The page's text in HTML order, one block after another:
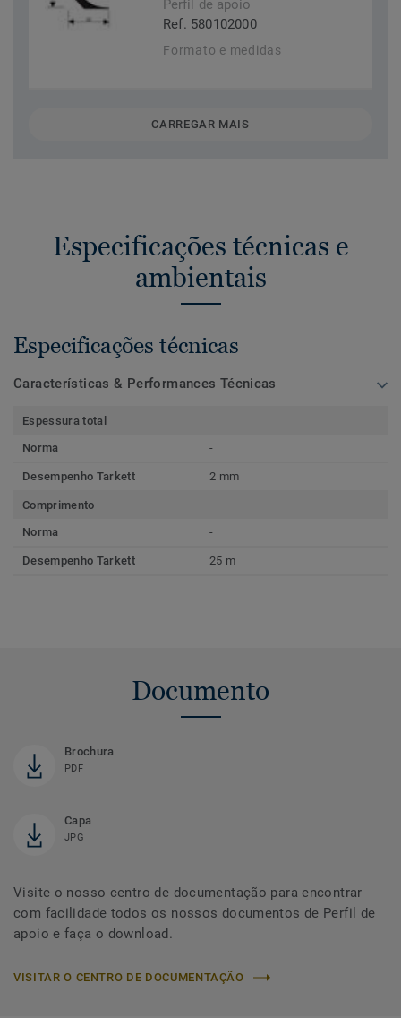
Perfil de apoio
Ref. 580102000
Formato e medidas
CARREGAR MAIS
Especificações técnicas e
ambientais
Especificações técnicas
Características & Performances Técnicas
Espessura total
Norma
-
Desempenho Tarkett 2 mm
Comprimento
Norma
-
Desempenho Tarkett 25 m
Documento
Brochura
PDF
Capa
JPG
Visite o nosso centro de documentação para encontrar
com facilidade todos os nossos documentos de Perfil de
apoio e faça o download.
VISITAR O CENTRO DE DOCUMENTAÇÃO